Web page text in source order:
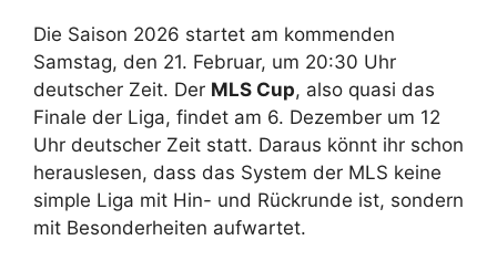
Die Saison 2026 startet am kommenden
Samstag, den 21. Februar, um 20:30 Uhr
deutscher Zeit. Der MLS Cup, also quasi das
Finale der Liga, findet am 6. Dezember um 12
Uhr deutscher Zeit statt. Daraus könnt ihr schon
herauslesen, dass das System der MLS keine
simple Liga mit Hin- und Rückrunde ist, sondern
mit Besonderheiten aufwartet.